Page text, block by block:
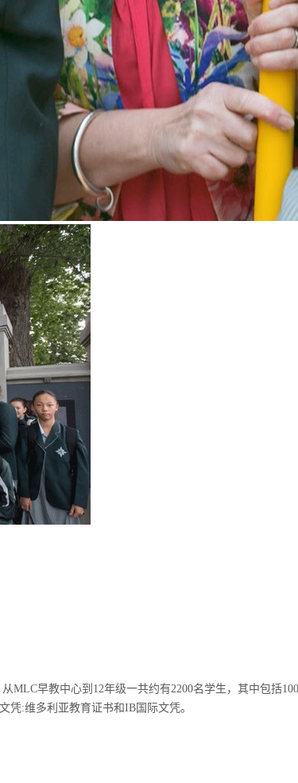
早教中心到12年级一共约有2200名学生，其中包括
凭:维多利亚教育证书和IB国际文凭。